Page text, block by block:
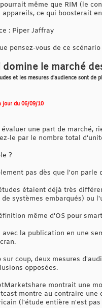
même que RIM (le
appareils, ce qui boosterait
: Piper Jaffray
pensez-vous de ce scénario
domine le marché
et les mesures d'audience sont de
jour du 06/09/10
évaluer une part de marché,
le par le nombre total
?
pas dès que l'on parle
étaient déjà très
de systèmes embarqués) ou
même d'OS pour
avec la publication en une
sur coup, deux mesures
opposées.
montrait une
montre au contraire une
(l'étude entière n'est